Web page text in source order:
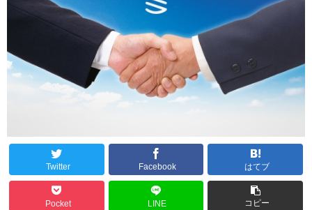
Twitter Facebook はてブ
Pocket LINE コピー